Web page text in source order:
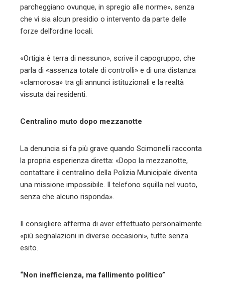
parcheggiano ovunque, in spregio alle norme», senza
che vi sia alcun presidio o intervento da parte delle
forze dell’ordine locali.
«Ortigia è terra di nessuno», scrive il capogruppo, che
parla di «assenza totale di controlli» e di una distanza
«clamorosa» tra gli annunci istituzionali e la realtà
vissuta dai residenti.
Centralino muto dopo mezzanotte
La denuncia si fa più grave quando Scimonelli racconta
la propria esperienza diretta: «Dopo la mezzanotte,
contattare il centralino della Polizia Municipale diventa
una missione impossibile. Il telefono squilla nel vuoto,
senza che alcuno risponda».
Il consigliere afferma di aver effettuato personalmente
«più segnalazioni in diverse occasioni», tutte senza
esito.
“Non inefficienza, ma fallimento politico”